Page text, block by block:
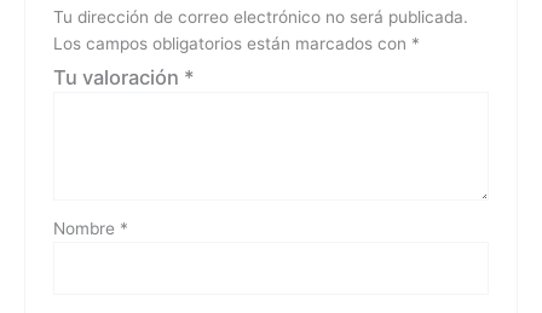
Tu dirección de correo electrónico no será publicada.
Los campos obligatorios están marcados con *
Tu valoración *
Nombre *